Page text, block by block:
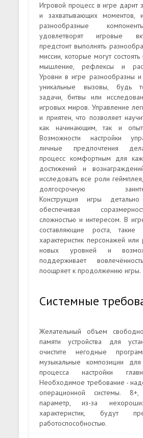
Игровой процесс в игре дарит
и захватывающих моментов,
разнообразные
удовлетворят игровые
предстоит выполнять
миссии, которые могут состоять
мышление, рефлексы и
Уровни в игре разнообразны
уникальные вызовы, будь
задачи, битвы или
игровых миров. Управление
и приятен, что позволяет
как начинающим, так и
Возможности настройки
личные предпочтения
процесс комфортным для
достижений и
исследовать все роли
долгосрочную
Конструкция игры детально
обеспечивая
сложностью и интересом. В
составляющие роста, такие
характеристик персонажей или
новых уровней и
поддерживает
поощряет к продолжению игры.
Системные
Желательный объем
памяти устройства для
очистите негодные
музыкальные композиции для
процесса настройки
Необходимое требование -
операционной системы.
параметр, из-за
характеристик, будут
работоспособностью.